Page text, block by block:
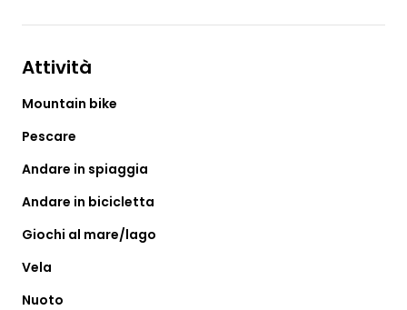
Attività
Mountain bike
Pescare
Andare in spiaggia
Andare in bicicletta
Giochi al mare/lago
Vela
Nuoto